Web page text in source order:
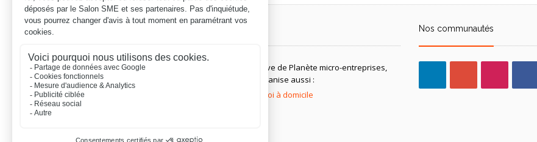
Le Salon SME, co-fondé par Alain Bosetti, est une initiative de Planète micro-entreprises,
filiale de Ideal Connaissances.
organise aussi :
Le Salon des services à la personne et de l’emploi à domicile
Nos communautés